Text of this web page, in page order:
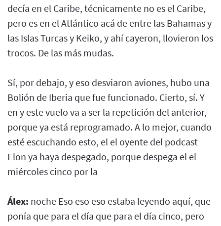
decía en el Caribe, técnicamente no es el Caribe,
pero es en el Atlántico acá de entre las Bahamas y
las Islas Turcas y Keiko, y ahí cayeron, llovieron los
trocos. De las más mudas.
Sí, por debajo, y eso desviaron aviones, hubo una
Bolión de Iberia que fue funcionado. Cierto, sí. Y
en y este vuelo va a ser la repetición del anterior,
porque ya está reprogramado. A lo mejor, cuando
esté escuchando esto, el el oyente del podcast
Elon ya haya despegado, porque despega el el
miércoles cinco por la
Álex: noche Eso eso eso estaba leyendo aquí, que
ponía que para el día que para el día cinco, pero